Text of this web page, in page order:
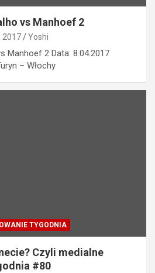
vs Manhoef 2
2017 Yoshi
Manhoef 2 Data: 8.04.2017
– Włochy
TYGODNIA
Czyli medialne
#80